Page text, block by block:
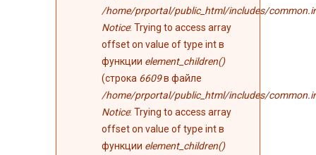
/home/prportal/public_html/includes/
Notice: Trying to access array
offset on value of type int в
функции element_children()
(строка 6609в файле
/home/prportal/public_html/includes/
Notice: Trying to access array
offset on value of type int в
функции element_children()